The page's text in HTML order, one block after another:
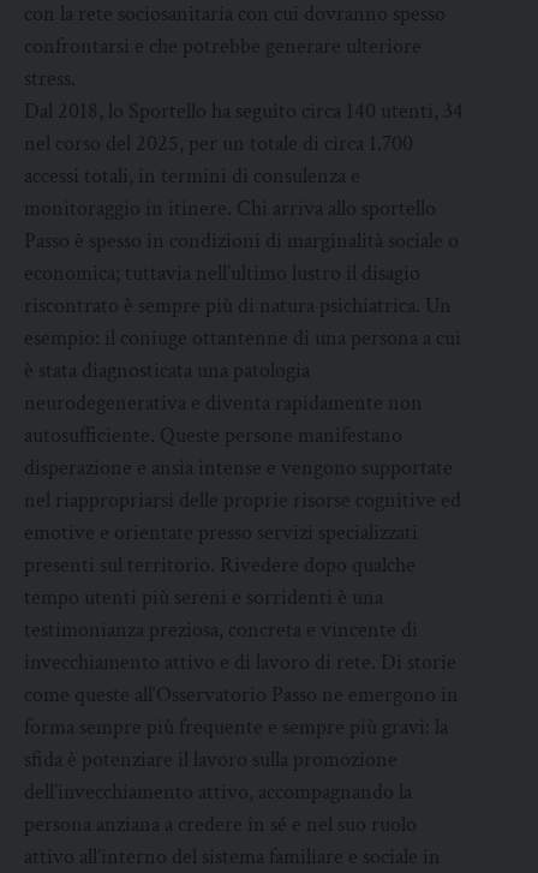
con la rete sociosanitaria con cui dovranno spesso
confrontarsi e che potrebbe generare ulteriore
stress.
Dal 2018, lo Sportello ha seguito circa 140 utenti, 34
nel corso del 2025, per un totale di circa 1.700
accessi totali, in termini di consulenza e
monitoraggio in itinere. Chi arriva allo sportello
Passo è spesso in condizioni di marginalità sociale o
economica; tuttavia nell’ultimo lustro il disagio
riscontrato è sempre più di natura psichiatrica. Un
esempio: il coniuge ottantenne di una persona a cui
è stata diagnosticata una patologia
neurodegenerativa e diventa rapidamente non
autosufficiente. Queste persone manifestano
disperazione e ansia intense e vengono supportate
nel riappropriarsi delle proprie risorse cognitive ed
emotive e orientate presso servizi specializzati
presenti sul territorio. Rivedere dopo qualche
tempo utenti più sereni e sorridenti è una
testimonianza preziosa, concreta e vincente di
invecchiamento attivo e di lavoro di rete. Di storie
come queste all‘Osservatorio Passo ne emergono in
forma sempre più frequente e sempre più gravi: la
sfida è potenziare il lavoro sulla promozione
dell’invecchiamento attivo, accompagnando la
persona anziana a credere in sé e nel suo ruolo
attivo all’interno del sistema familiare e sociale in